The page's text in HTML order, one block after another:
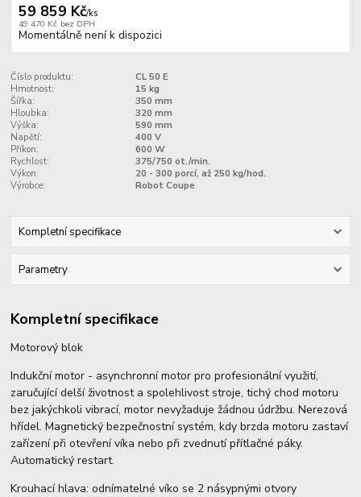
59 859 Kč/ks
49 470 Kč bez DPH
Momentálně není k dispozici
Číslo produktu:
CL 50 E
Hmotnost:
15 kg
Šířka:
350 mm
Hloubka:
320 mm
Výška:
590 mm
Napětí:
400 V
Příkon:
600 W
Rychlost:
375/750 ot./min.
Výkon:
20 - 300 porcí, až 250 kg/hod.
Výrobce:
Robot Coupe
Kompletní specifikace
Parametry
Kompletní specifikace
Motorový blok
Indukční motor - asynchronní motor pro profesionální využití,
zaručující delší životnost a spolehlivost stroje, tichý chod motoru
bez jakýchkoli vibrací, motor nevyžaduje žádnou údržbu. Nerezová
hřídel. Magnetický bezpečnostní systém, kdy brzda motoru zastaví
zařízení při otevření víka nebo při zvednutí přítlačné páky.
Automatický restart.
Krouhací hlava: odnímatelné víko se 2 násypnými otvory